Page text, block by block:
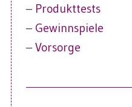
– Produkttests
– Gewinnspiele
– Vorsorge